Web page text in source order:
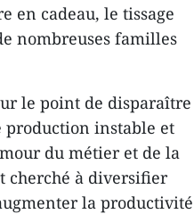
en cadeau, le tissage
nombreuses familles
le point de disparaître
production instable et
du métier et de la
cherché à diversifier
la productivité